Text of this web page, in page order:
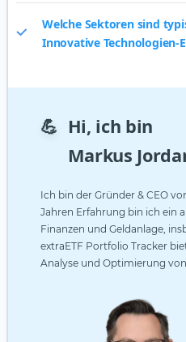
Welche Sektoren sind
Innovative Technologien-
💪 Hi, ich bin
Markus
Ich bin der Gründer & CEO
Jahren Erfahrung bin ich ein
Finanzen und Geldanlage,
extraETF Portfolio Tracker
Analyse und Optimierung